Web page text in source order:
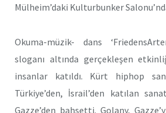
Mülheim’daki Kulturbunker
Okuma-müzik- dans
sloganı altında gerçekleşen
insanlar katıldı. Kürt hiphop
Türkiye’den, İsrail’den katılan
Gazze’den bahsetti. Golany,